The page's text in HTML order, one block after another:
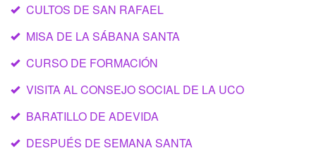
CULTOS DE SAN RAFAEL
MISA DE LA SÁBANA SANTA
CURSO DE FORMACIÓN
VISITA AL CONSEJO SOCIAL DE LA UCO
BARATILLO DE ADEVIDA
DESPUÉS DE SEMANA SANTA